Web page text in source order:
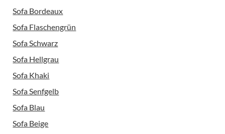
Sofa Bordeaux
Sofa Flaschengrün
Sofa Schwarz
Sofa Hellgrau
Sofa Khaki
Sofa Senfgelb
Sofa Blau
Sofa Beige